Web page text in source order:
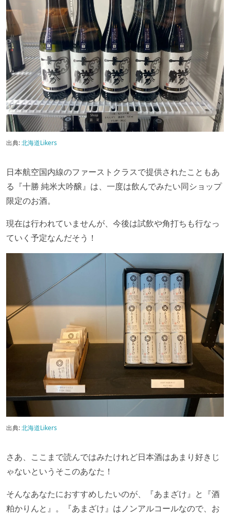
出典:北海道Likers
日本航空国内線のファーストクラスで提供されたこともあ
る『十勝 純米大吟醸』は、一度は飲んでみたい同ショップ
限定のお酒。
現在は行われていませんが、今後は試飲や角打ちも行なっ
ていく予定なんだそう！
出典:北海道Likers
さあ、ここまで読んではみたけれど日本酒はあまり好きじ
ゃないというそこのあなた！
そんなあなたにおすすめしたいのが、『あまざけ』と『酒
粕かりんと』。『あまざけ』はノンアルコールなので、お